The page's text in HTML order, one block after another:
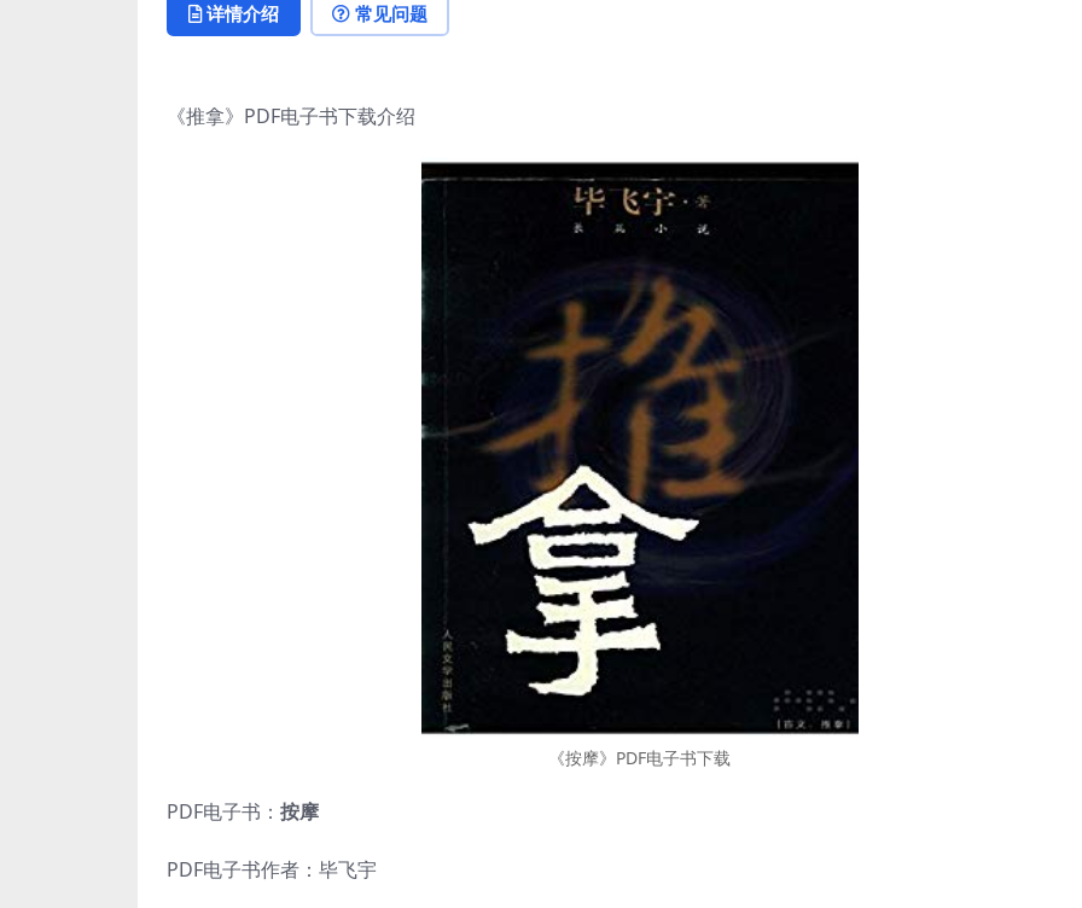
详情介绍 常见问题
《推拿》PDF电子书下载介绍
《按摩》PDF电子书下载
PDF电子书： 按摩
PDF电子书作者：毕飞宇